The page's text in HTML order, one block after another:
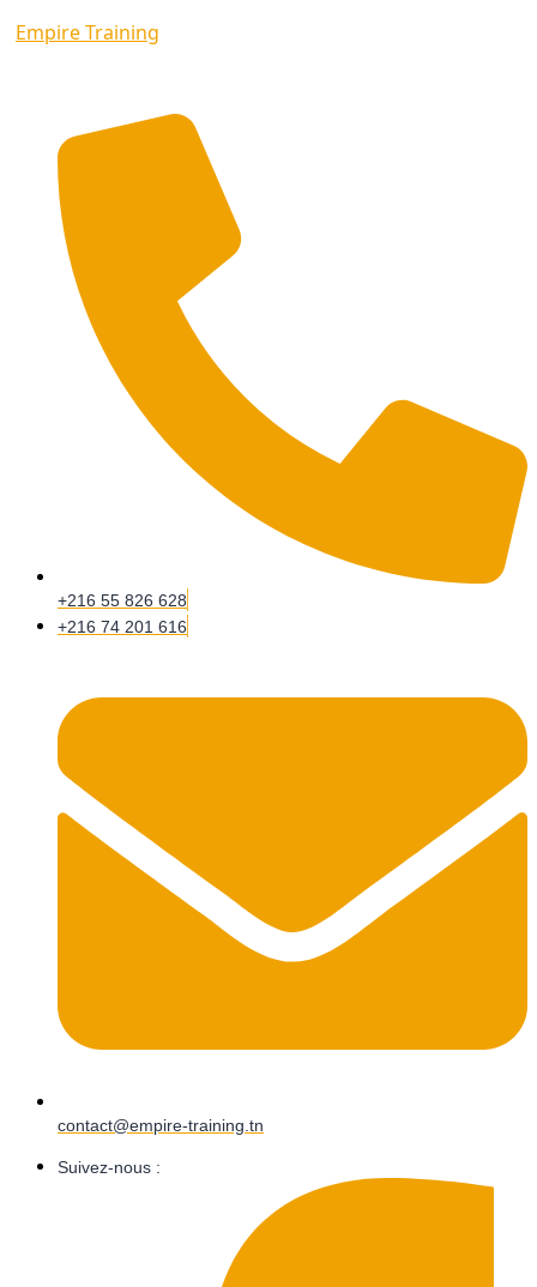
Empire Training
+216 55 826 628
+216 74 201 616
contact@empire-training.tn
Suivez-nous :